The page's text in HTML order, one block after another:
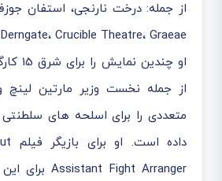
از جمله: درخت نارنجی، استفان
Derngate، Crucible Theatre، Graeae کار کرده است.
او
از جمله نخست وزیر مارتین
متعددی را برای اسلحه های سلطنتی